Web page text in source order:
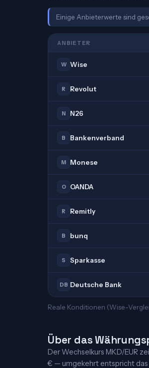
Einige Anbieterwerte sind
ANBIETER
W Wise
R Revolut
N N26
B Bankenverband
M Monese
O OANDA
R Remitly
B bunq
S Sparkasse
DB Deutsche Bank
Reale Konditionen (Wise-
Über das
Der Wechselkurs MKD/EUR
€ — umgekehrt entspricht das